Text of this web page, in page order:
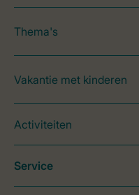
Thema's
Vakantie met kinderen
Activiteiten
Service